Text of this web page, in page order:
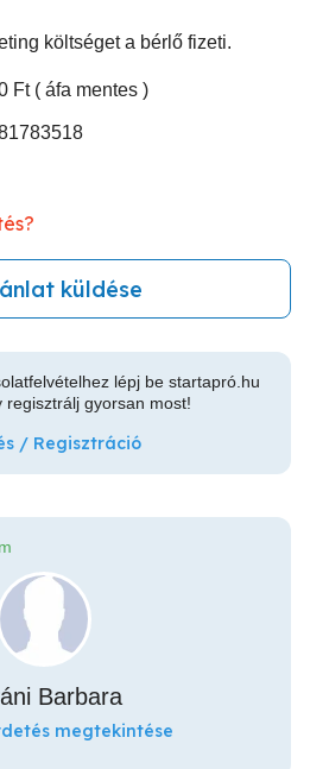
költséget a bérlő fizeti.
Ft ( áfa mentes )
küldése
lépj be startapró.hu
regisztrálj gyorsan most!
/ Regisztráció
Barbara
megtekintése